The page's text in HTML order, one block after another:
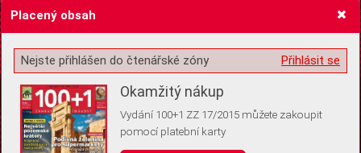
Žádost o souhlas s ukládáním volitelných informací
Placený obsah
Přihlásit se
Nejste přihlášen do čtenářské zóny
Okamžitý nákup
Vydání 100+1 ZZ 17/2015 můžete zakoupit
pomocí platební karty